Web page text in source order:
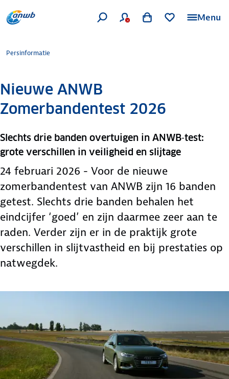
Menu
Persinformatie
Nieuwe ANWB
Zomerbandentest 2026
Slechts drie banden overtuigen in ANWB‑test:
grote verschillen in veiligheid en slijtage
24 februari 2026 - Voor de nieuwe
zomerbandentest van ANWB zijn 16 banden
getest. Slechts drie banden behalen het
eindcijfer ‘goed’ en zijn daarmee zeer aan te
raden. Verder zijn er in de praktijk grote
verschillen in slijtvastheid en bij prestaties op
natwegdek.